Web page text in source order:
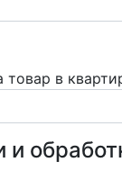
товар в